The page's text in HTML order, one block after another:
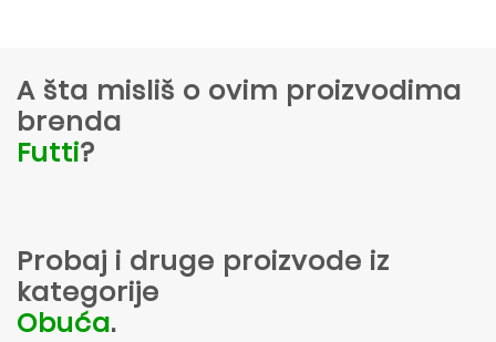
A šta misliš o ovim proizvodima
brenda
Futti?
Probaj i druge proizvode iz
kategorije
Obuća.